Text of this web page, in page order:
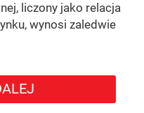
liczony jako relacja
wynosi zaledwie